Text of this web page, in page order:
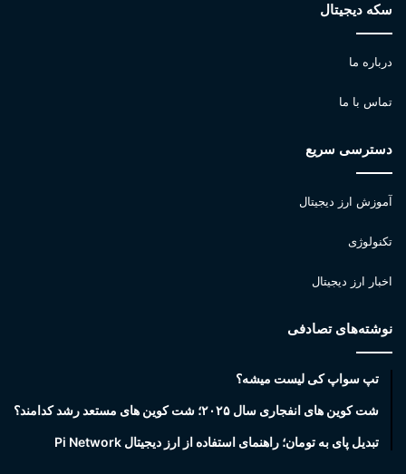
سکه دیجیتال
درباره ما
تماس با ما
دسترسی سریع
آموزش ارز دیجیتال
تکنولوژی
اخبار ارز دیجیتال
نوشته‌های تصادفی
تپ سواپ کی لیست میشه؟
شت کوین های انفجاری سال ۲۰۲۵؛ شت کوین های مستعد رشد کدامند؟
تبدیل پای به تومان؛ راهنمای استفاده از ارز دیجیتال Pi Network